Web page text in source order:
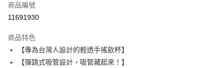
2.付款方式選擇「大哥付你分期」，訂單成立後會自動跳轉到大哥付的交易
流程，驗證手機門號後，選擇欲分期的期數、繳款截止日，確認付款後即完
3.實際核准額度、可分期數及費用金額請依後續交易確認頁面所載為準。
4.訂單成立30分鐘內，如未前往確認交易或遇審核未通過，訂單將自動取
消。如遇「轉專審核」未通過狀況，表示未達大哥付你分期系統評分，恕無
法說明評估內容。
相關說明
【關於「AFTEE先享後付」】
便利好安心！
１．簡單：不需註冊會員、不需綁卡、不需儲值。
２．便利：只要手機號碼，簡訊認證，即可結帳。
３．安心：先確認商品／服務後，再付款。
運送方式
商品編號
11691930
商品特色
【專為台灣人設計的輕透手搖飲杯】
【彈跳式吸管設計，吸管藏起來！】